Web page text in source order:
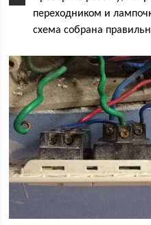
переходником и
схема собрана